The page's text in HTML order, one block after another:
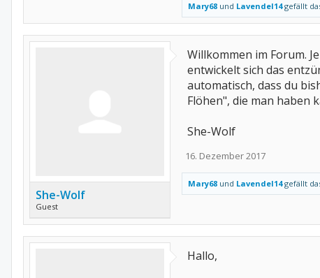
Mary68 und Lavendel14gefällt
She-Wolf
Guest
Willkommen im Forum.
entwickelt sich das
automatisch, dass du
Flöhen", die man haben
She-Wolf
16. Dezember 2017
Mary68 und Lavendel14gefällt
Hallo,